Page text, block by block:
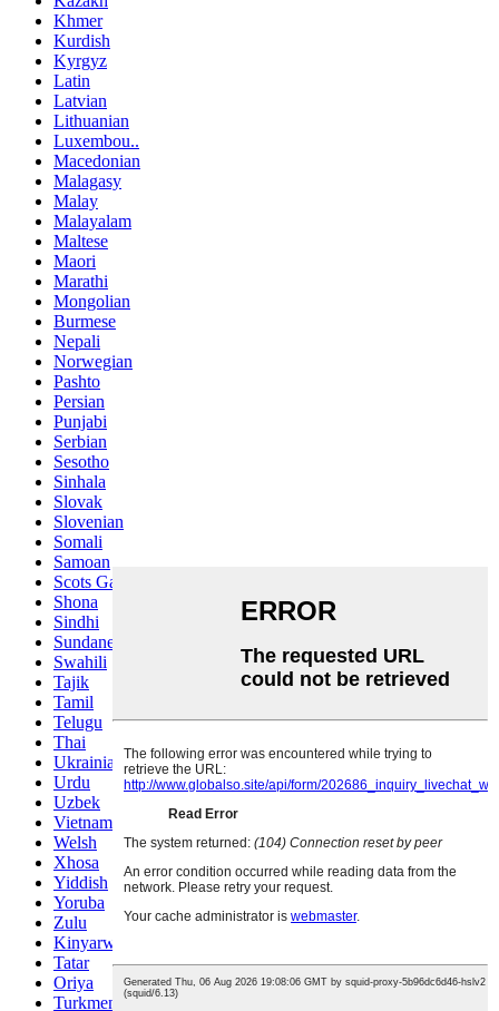
Khmer
Kurdish
Kyrgyz
Latin
Latvian
Lithuanian
Luxembou..
Macedonian
Malagasy
Malay
Malayalam
Maltese
Maori
Marathi
Mongolian
Burmese
Nepali
Norwegian
Pashto
Persian
Punjabi
Serbian
Sesotho
Sinhala
Slovak
Slovenian
Somali
Samoan
Scots Gaelic
Shona
Sindhi
Sundanese
Swahili
Tajik
Tamil
Telugu
Thai
Ukrainian
Urdu
Uzbek
Vietnamese
Welsh
Xhosa
Yiddish
Yoruba
Zulu
Kinyarwanda
Tatar
Oriya
Turkmen